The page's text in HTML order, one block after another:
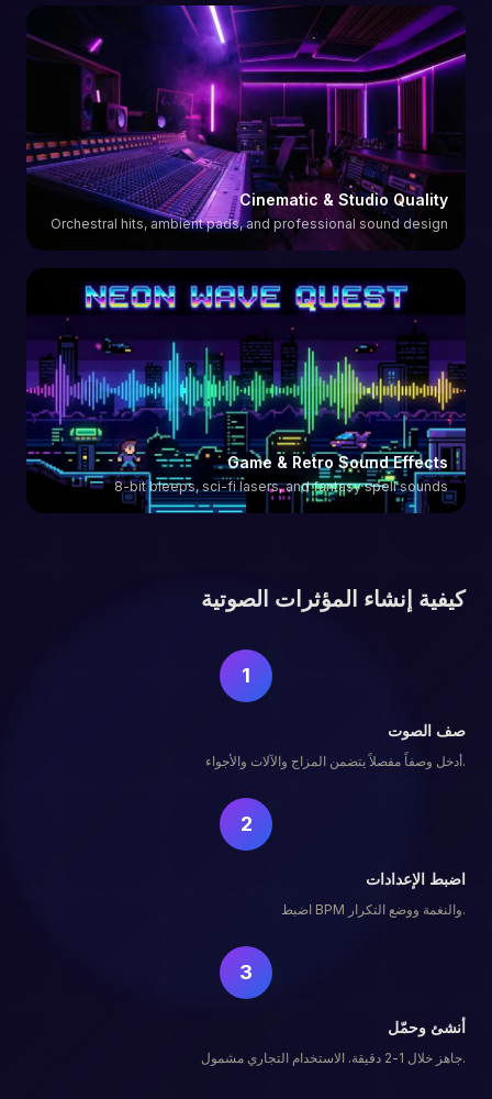
Cinematic & Studio Quality
Orchestral hits, ambient pads, and professional sound design
Game & Retro Sound Effects
8-bit bleeps, sci-fi lasers, and fantasy spell sounds
كيفية إنشاء المؤثرات الصوتية
1
صف الصوت
أدخل وصفاً مفصلاً يتضمن المزاج والآلات والأجواء.
2
اضبط الإعدادات
اضبط BPM والنغمة ووضع التكرار.
3
أنشئ وحمّل
جاهز خلال 1-2 دقيقة. الاستخدام التجاري مشمول.